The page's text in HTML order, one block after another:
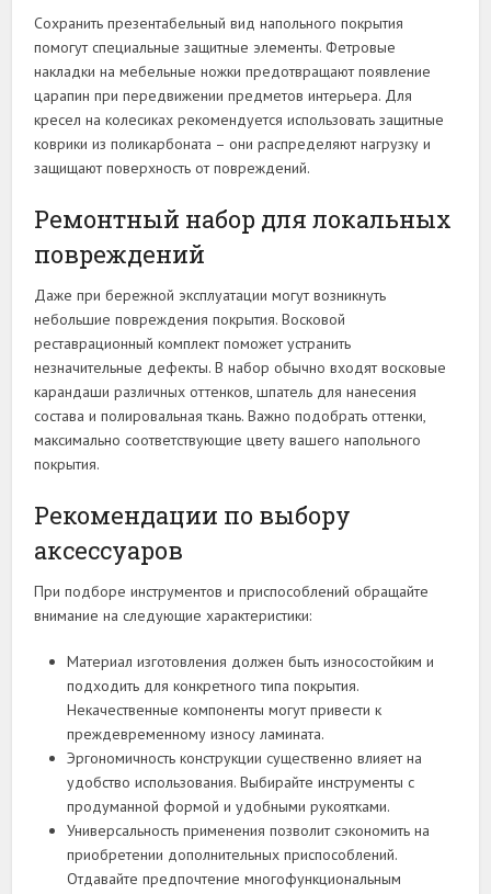
Сохранить презентабельный вид напольного покрытия
помогут специальные защитные элементы. Фетровые
накладки на мебельные ножки предотвращают появление
царапин при передвижении предметов интерьера. Для
кресел на колесиках рекомендуется использовать защитные
коврики из поликарбоната – они распределяют нагрузку и
защищают поверхность от повреждений.
Ремонтный набор для локальных
повреждений
Даже при бережной эксплуатации могут возникнуть
небольшие повреждения покрытия. Восковой
реставрационный комплект поможет устранить
незначительные дефекты. В набор обычно входят восковые
карандаши различных оттенков, шпатель для нанесения
состава и полировальная ткань. Важно подобрать оттенки,
максимально соответствующие цвету вашего напольного
покрытия.
Рекомендации по выбору
аксессуаров
При подборе инструментов и приспособлений обращайте
внимание на следующие характеристики:
Материал изготовления должен быть износостойким и
подходить для конкретного типа покрытия.
Некачественные компоненты могут привести к
преждевременному износу ламината.
Эргономичность конструкции существенно влияет на
удобство использования. Выбирайте инструменты с
продуманной формой и удобными рукоятками.
Универсальность применения позволит сэкономить на
приобретении дополнительных приспособлений.
Отдавайте предпочтение многофункциональным